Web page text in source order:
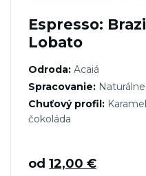
Espresso:
Lobato
Odroda: Acaiá
Spracovanie: Naturálne
Chuťový profil:
čokoláda
od 12,00 €